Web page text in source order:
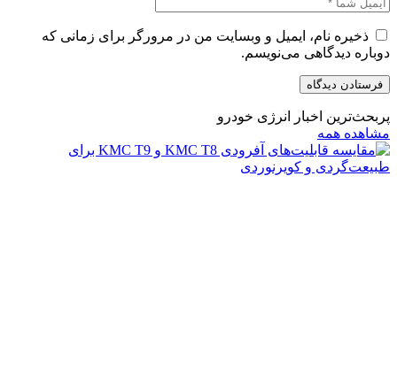
ذخیره نام، ایمیل و وبسایت من در مرورگر برای زمانی که
دوباره دیدگاهی می‌نویسم.
پربحث‌ترین اخبار انرژی خودرو
مشاهده همه